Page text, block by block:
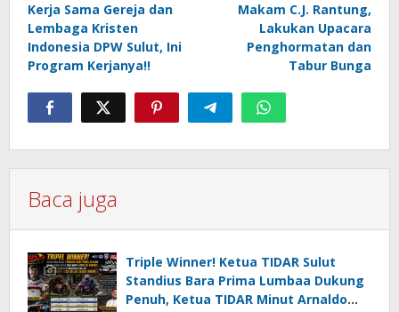
Kerja Sama Gereja dan
Lembaga Kristen
Indonesia DPW Sulut, Ini
Program Kerjanya!!
Makam C.J. Rantung,
Lakukan Upacara
Penghormatan dan
Tabur Bunga
Baca juga
Triple Winner! Ketua TIDAR Sulut
Standius Bara Prima Lumbaa Dukung
Penuh, Ketua TIDAR Minut Arnaldo